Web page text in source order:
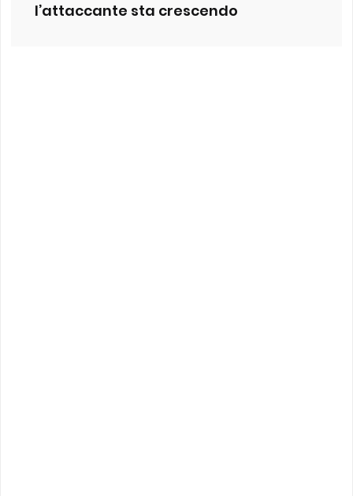
l’attaccante sta crescendo